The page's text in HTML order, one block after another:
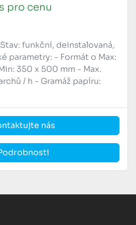
přednastavení tiskové
přednastavení kartáče
/přednastavení
přednastavení
nakladače,
bočního rovnače a
brzdy archu.
myčka ofsetového
myčka tlakového válce.
stohu nakladače
pro cenu
funkční, deinstalovaná,
parametry: - Formát o Max:
350 x 500 mm - Max.
/ h - Gramáž papíru:
nás